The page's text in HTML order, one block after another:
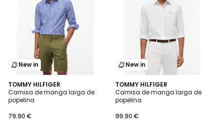
New in
TOMMY HILFIGER
Camisa de manga larga de
popelina
79.90 €
2
Colores
New in
TOMMY HILFIGER
Camisa de manga larga de
popelina
99.90 €